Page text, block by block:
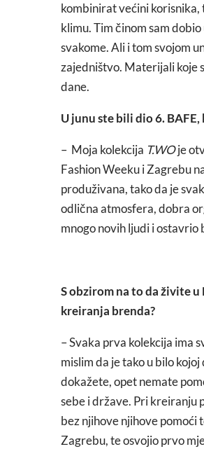
kombinirat većini korisnika,
klimu. Tim činom sam
svakome. Ali i tom svojom
zajedništvo. Materijali koje
dane.
U junu ste bili dio 6.
– Moja kolekcija T.WOje
Fashion Weeku i Zagrebu
produživana, tako da je
odlična atmosfera, dobra
mnogo novih ljudi i ostavrio
S obzirom na to da živite
kreiranja brenda?
– Svaka prva kolekcija ima
mislim da je tako u bilo
dokažete, opet nemate
sebe i države. Pri kreiranju
bez njihove njihove pomoći
Zagrebu, te osvojio prvo